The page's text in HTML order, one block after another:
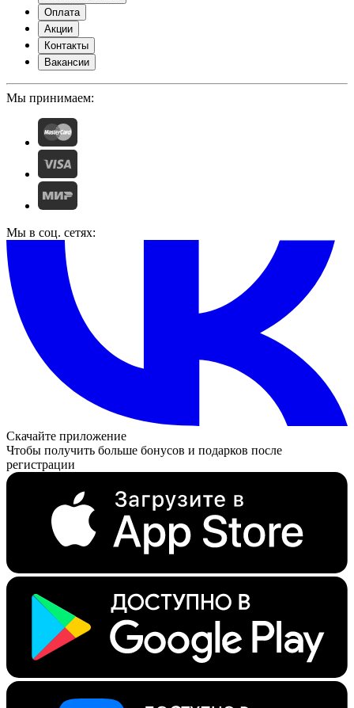
Оплата
Акции
Контакты
Вакансии
Мы принимаем:
Мы в соц. сетях:
Скачайте приложение
Чтобы получить больше бонусов и подарков после
регистрации